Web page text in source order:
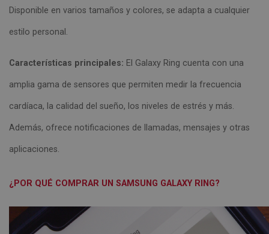
Disponible en varios tamaños y colores, se adapta a cualquier
estilo personal.
Características principales: El Galaxy Ring cuenta con una
amplia gama de sensores que permiten medir la frecuencia
cardíaca, la calidad del sueño, los niveles de estrés y más.
Además, ofrece notificaciones de llamadas, mensajes y otras
aplicaciones.
¿POR QUÉ COMPRAR UN SAMSUNG GALAXY RING?